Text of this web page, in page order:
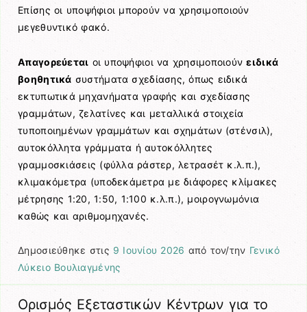
Επίσης οι υποψήφιοι μπορούν να χρησιμοποιούν
μεγεθυντικό φακό.
Απαγορεύεται οι υποψήφιοι να χρησιμοποιούνειδικά
βοηθητικά συστήματα σχεδίασης, όπως ειδικά
εκτυπωτικά μηχανήματα γραφής και σχεδίασης
γραμμάτων, ζελατίνες και μεταλλικά στοιχεία
τυποποιημένων γραμμάτων και σχημάτων (στένσιλ),
αυτοκόλλητα γράμματα ή αυτοκόλλητες
γραμμοσκιάσεις (φύλλα ράστερ, λετρασέτ κ.λ.π.),
κλιμακόμετρα (υποδεκάμετρα με διάφορες κλίμακες
μέτρησης 1:20, 1:50, 1:100 κ.λ.π.), μοιρογνωμόνια
καθώς και αριθμομηχανές.
Δημοσιεύθηκε στις 9 Ιουνίου 2026 από τον/την Γενικό
Λύκειο Βουλιαγμένης
Ορισμός Εξεταστικών Κέντρων για το